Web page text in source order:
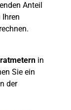
Anteil
in
Sie ein
der